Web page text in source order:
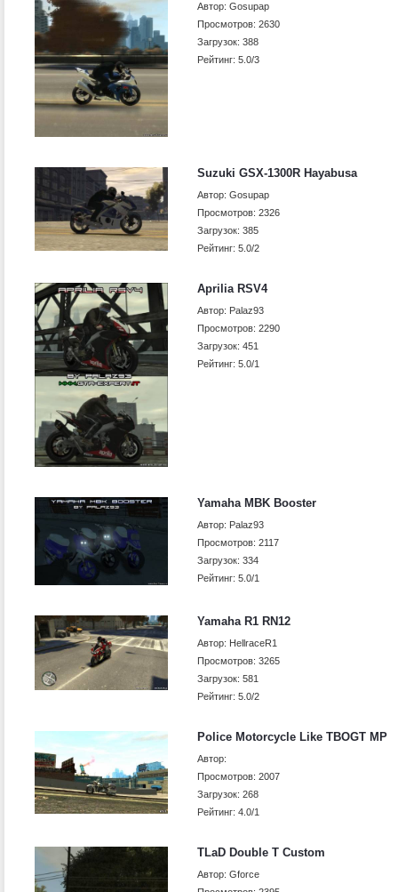
Автор: Gosupap
Просмотров: 2630
Загрузок: 388
Рейтинг: 5.0/3
Suzuki GSX-1300R Hayabusa
Автор: Gosupap
Просмотров: 2326
Загрузок: 385
Рейтинг: 5.0/2
Aprilia RSV4
Автор: Palaz93
Просмотров: 2290
Загрузок: 451
Рейтинг: 5.0/1
Yamaha MBK Booster
Автор: Palaz93
Просмотров: 2117
Загрузок: 334
Рейтинг: 5.0/1
Yamaha R1 RN12
Автор: HellraceR1
Просмотров: 3265
Загрузок: 581
Рейтинг: 5.0/2
Police Motorcycle Like TBOGT MP
Автор:
Просмотров: 2007
Загрузок: 268
Рейтинг: 4.0/1
TLaD Double T Custom
Автор: Gforce